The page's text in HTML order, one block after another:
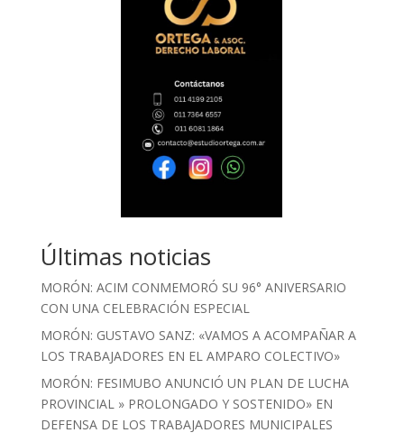
Últimas noticias
MORÓN: ACIM CONMEMORÓ SU 96° ANIVERSARIO
CON UNA CELEBRACIÓN ESPECIAL
MORÓN: GUSTAVO SANZ: «VAMOS A ACOMPAÑAR A
LOS TRABAJADORES EN EL AMPARO COLECTIVO»
MORÓN: FESIMUBO ANUNCIÓ UN PLAN DE LUCHA
PROVINCIAL » PROLONGADO Y SOSTENIDO» EN
DEFENSA DE LOS TRABAJADORES MUNICIPALES